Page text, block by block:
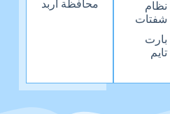
نظام
شفتات
بارت
تايم
محافظة اربد